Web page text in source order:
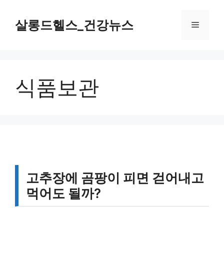
살롱드헬스_건강뉴스 메
식품보관
고추장에 곰팡이 피면 걷어내고
먹어도 될까?